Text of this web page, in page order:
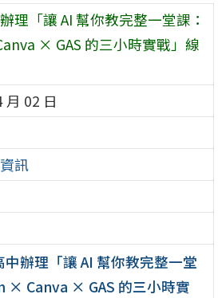
理「讓 AI 幫你教完整一堂課：
× GAS 的三小時實戰」線
月 02 日
訊
中辦理「讓 AI 幫你教完整一堂
× Canva × GAS 的三小時實